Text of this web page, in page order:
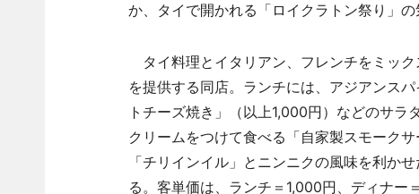
か、タイで開かれる「ロイクラトン祭り」
タイ料理とイタリアン、フレンチをミッ
を提供する同店。ランチには、アジアンス
トチーズ焼き」（以上1,000円）などのサ
クリームをつけて食べる「自家製スモーク
「チリインイル」とニンニクの風味を利か
る。客単価は、ランチ＝1,000円、ディナー